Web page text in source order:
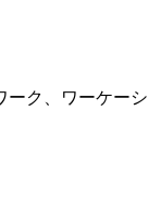
ーク、ワーケー